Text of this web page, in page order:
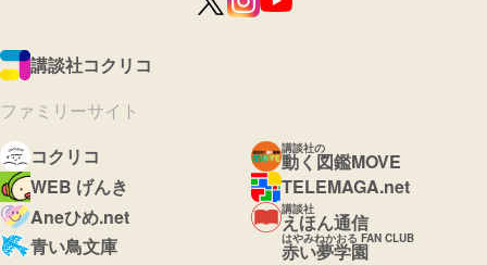
講談社コクリコ
ファミリーサイト
コクリコ
講談社の
動く図鑑MOVE
WEB げんき
TELEMAGA.net
Aneひめ.net
講談社
えほん通信
青い鳥文庫
はやみねかおる FAN CLUB
赤い夢学園